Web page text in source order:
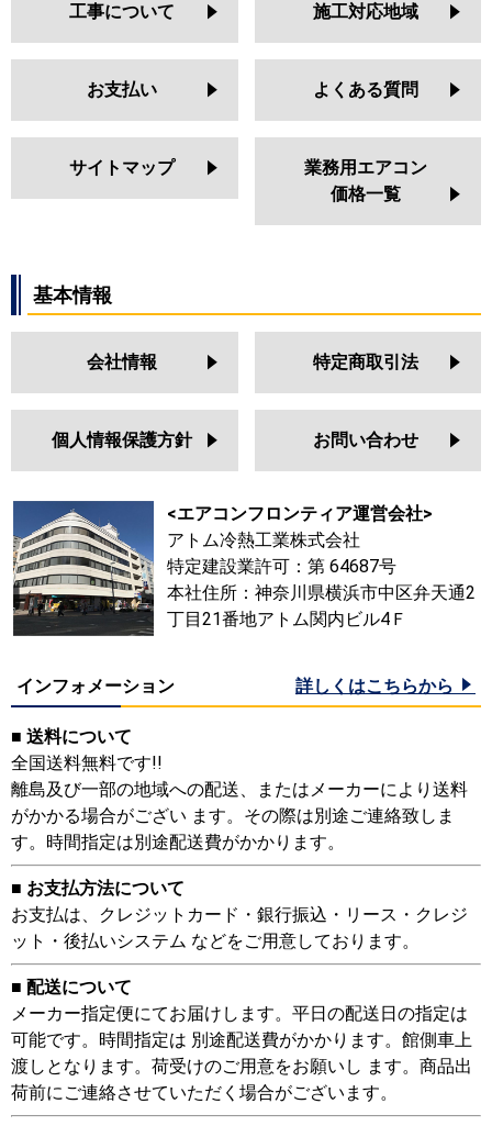
工事について 施工対応地域
お支払い よくある質問
サイトマップ
業務用エアコン
価格一覧
基本情報
会社情報 特定商取引法
個人情報保護方針 お問い合わせ
<エアコンフロンティア運営会社>
アトム冷熱工業株式会社
特定建設業許可：第 64687号
本社住所：神奈川県横浜市中区弁天通2
丁目21番地アトム関内ビル4Ｆ
インフォメーション 詳しくはこちらから
■ 送料について
全国送料無料です!!
離島及び一部の地域への配送、またはメーカーにより送料
がかかる場合がござい ます。その際は別途ご連絡致しま
す。時間指定は別途配送費がかかります。
■ お支払方法について
お支払は、クレジットカード・銀行振込・リース・クレジ
ット・後払いシステム などをご用意しております。
■ 配送について
メーカー指定便にてお届けします。平日の配送日の指定は
可能です。時間指定は 別途配送費がかかります。館側車上
渡しとなります。荷受けのご用意をお願いし ます。商品出
荷前にご連絡させていただく場合がございます。